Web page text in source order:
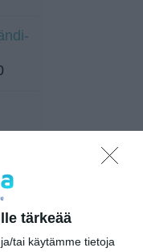
tärkeää
tai käytämme tietoja